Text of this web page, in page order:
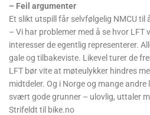
– Feil argumenter
Et slikt utspill får selvfølgelig NMCU til
– Vi har problemer med å se hvor LFT
interesser de egentlig representerer.
gale og tilbakeviste. Likevel turer de
LFT bør vite at møteulykker hindres
midtdeler. Og i Norge og mange andre
svært gode grunner – ulovlig, uttaler
Strifeldt til bike.no